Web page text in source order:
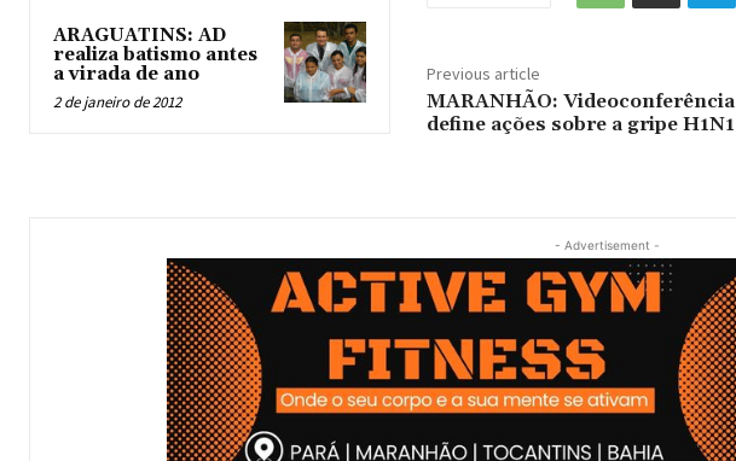
ARAGUATINS: AD
realiza batismo antes
a virada de ano
2 de janeiro de 2012
Previous article
MARANHÃO: Videoconferência
define ações sobre a gripe H1N1
- Advertisement -